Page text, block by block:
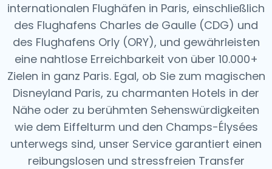
internationalen Flughäfen in Paris, einschließlich
des Flughafens Charles de Gaulle (CDG) und
des Flughafens Orly (ORY), und gewährleisten
eine nahtlose Erreichbarkeit von über 10.000+
Zielen in ganz Paris. Egal, ob Sie zum magischen
Disneyland Paris, zu charmanten Hotels in der
Nähe oder zu berühmten Sehenswürdigkeiten
wie dem Eiffelturm und den Champs-Élysées
unterwegs sind, unser Service garantiert einen
reibungslosen und stressfreien Transfer